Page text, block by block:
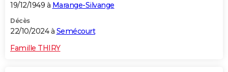
19/12/1949 à Marange-Silvange
Décès
22/10/2024 à Semécourt
Famille THIRY